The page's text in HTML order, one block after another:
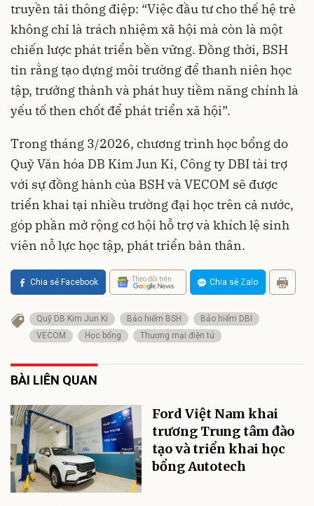
truyền tải thông điệp: “Việc đầu tư cho thế hệ trẻ
không chỉ là trách nhiệm xã hội mà còn là một
chiến lược phát triển bền vững. Đồng thời, BSH
tin rằng tạo dựng môi trường để thanh niên học
tập, trưởng thành và phát huy tiềm năng chính là
yếu tố then chốt để phát triển xã hội”.
Trong tháng 3/2026, chương trình học bổng do
Quỹ Văn hóa DB Kim Jun Ki, Công ty DBI tài trợ
với sự đồng hành của BSH và VECOM sẽ được
triển khai tại nhiều trường đại học trên cả nước,
góp phần mở rộng cơ hội hỗ trợ và khích lệ sinh
viên nỗ lực học tập, phát triển bản thân.
Chia sẻ Facebook Theo dõi trên Chia sẻ Zalo
Quỹ DB Kim Jun Ki Bảo hiểm BSH
Bảo hiểm DBI
VECOM
Học bổng Thương mại điện tử
BÀI LIÊN QUAN
Ford Việt Nam khai
trương Trung tâm đào
tạo và triển khai học
bổng Autotech